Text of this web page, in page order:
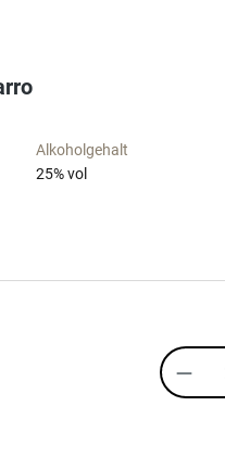
Alkoholgehalt
25% vol